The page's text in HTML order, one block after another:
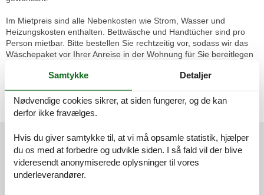
Im Mietpreis sind alle Nebenkosten wie Strom, Wasser und
Heizungskosten enthalten. Bettwäsche und Handtücher sind pro
Person mietbar. Bitte bestellen Sie rechtzeitig vor, sodass wir das
Wäschepaket vor Ihrer Anreise in der Wohnung für Sie bereitlegen
Stellplatz (Nr. 7) zur Verfügung.
Vor Ort
Kurtaxe
Eksterne anmeldelser
Vores gæsteanmeldelserEksterne anmeldelser
Samtykke Detaljer
Nødvendige cookies sikrer, at siden fungerer, og de kan
derfor ikke fravælges.
Hvis du giver samtykke til, at vi må opsamle statistik, hjælper
du os med at forbedre og udvikle siden. I så fald vil der blive
videresendt anonymiserede oplysninger til vores
underleverandører.